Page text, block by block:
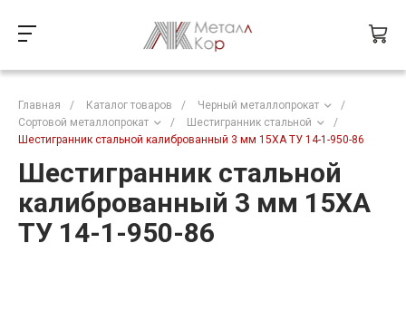
Главная / Каталог товаров / Черный металлопрокат
/
Сортовой металлопрокат
/ Шестигранник стальной
/
Шестигранник стальной калиброванный 3 мм 15ХА ТУ 14-1-950-86
Шестигранник стальной
калиброванный 3 мм 15ХА
ТУ 14-1-950-86